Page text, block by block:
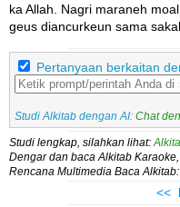
ka Allah. Nagri maraneh
geus diancurkeun sama
Pertanyaan berkaitan
Studi Alkitab dengan AI: Chat
Studi lengkap, silahkan lihat:
Dengar dan baca Alkitab
Rencana Multimedia Baca Alkitab:
<<